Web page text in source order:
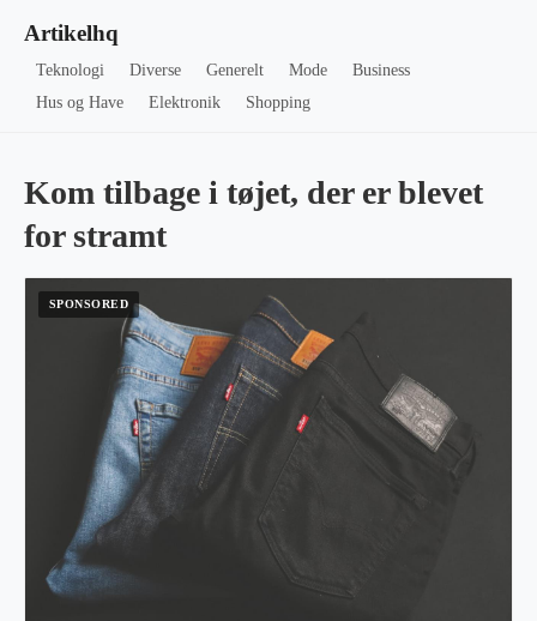
Artikelhq
Teknologi Diverse Generelt Mode
Business
Hus og Have
Elektronik Shopping
Kom tilbage i tøjet, der er blevet
for stramt